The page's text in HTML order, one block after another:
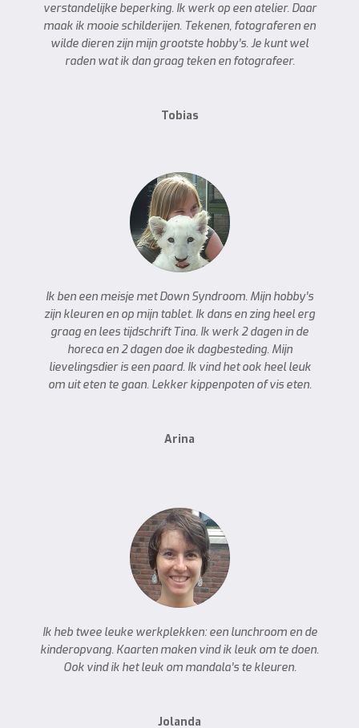
verstandelijke beperking. Ik werk op een atelier. Daar
maak ik mooie schilderijen. Tekenen, fotograferen en
wilde dieren zijn mijn grootste hobby’s. Je kunt wel
raden wat ik dan graag teken en fotografeer.
Tobias
Ik ben een meisje met Down Syndroom. Mijn hobby’s
zijn kleuren en op mijn tablet. Ik dans en zing heel erg
graag en lees tijdschrift Tina. Ik werk 2 dagen in de
horeca en 2 dagen doe ik dagbesteding. Mijn
lievelingsdier is een paard. Ik vind het ook heel leuk
om uit eten te gaan. Lekker kippenpoten of vis eten.
Arina
Ik heb twee leuke werkplekken: een lunchroom en de
kinderopvang. Kaarten maken vind ik leuk om te doen.
Ook vind ik het leuk om mandala’s te kleuren.
Jolanda